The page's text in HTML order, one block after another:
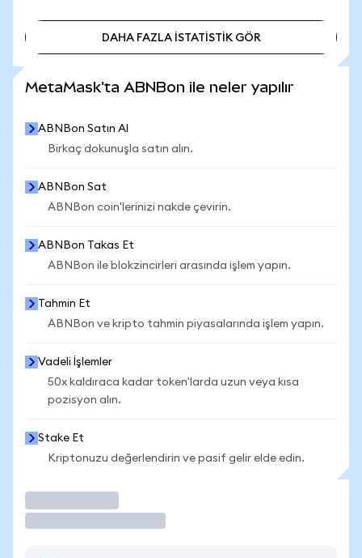
DAHA FAZLA İSTATİSTİK GÖR
MetaMask'ta ABNBon ile neler yapılır
ABNBon Satın Al
Birkaç dokunuşla satın alın.
ABNBon Sat
ABNBon coin'lerinizi nakde çevirin.
ABNBon Takas Et
ABNBon ile blokzincirleri arasında işlem yapın.
Tahmin Et
ABNBon ve kripto tahmin piyasalarında işlem yapın.
Vadeli İşlemler
50x kaldıraca kadar token'larda uzun veya kısa
pozisyon alın.
Stake Et
Kriptonuzu değerlendirin ve pasif gelir elde edin.